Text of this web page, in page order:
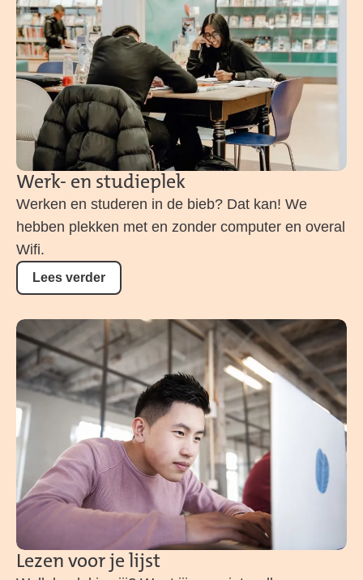
Lees verder
Werk- en studieplek
Werken en studeren in de bieb? Dat kan! We
hebben plekken met en zonder computer en overal
Wifi.
Lezen voor je lijst